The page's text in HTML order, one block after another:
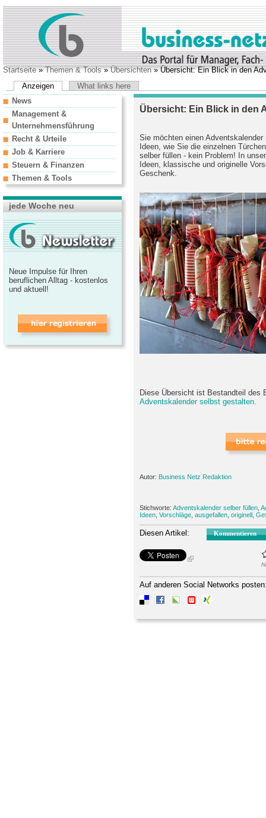
Startseite»Themen & Tools»Übersichten» Übersicht: Ein Blick in den
Anzeigen
What links here
Übersicht: Ein Blick in den
Sie möchten einen
Ideen, wie Sie die einzelnen
selber füllen - kein Problem! In
Ideen, klassische und originelle
Geschenk.
Diese Übersicht ist Bestandteil des
Adventskalender selbst gestalten.
Autor: Business Netz Redaktion
Stichworte: Adventskalender selber füllen
Ideen Vorschläge ausgefallen originell
Diesen Artikel: Kommentieren
Auf anderen Social Networks
News
Management &
Unternehmensführung
Recht & Urteile
Job & Karriere
Steuern & Finanzen
Themen & Tools
jede Woche neu
Neue Impulse für Ihren
beruflichen Alltag - kostenlos
und aktuell!